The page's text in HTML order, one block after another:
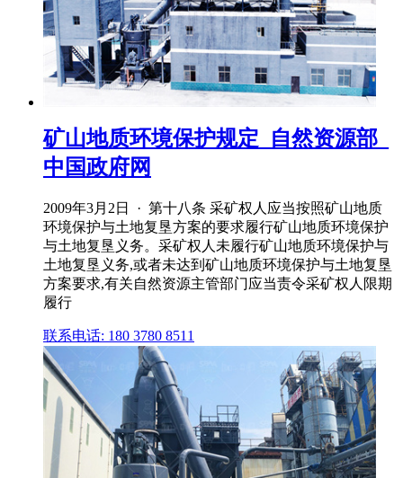
矿山地质环境保护规定_自然资源部_
中国政府网
2009年3月2日 · 第十八条 采矿权人应当按照矿山地质
环境保护与土地复垦方案的要求履行矿山地质环境保护
与土地复垦义务。采矿权人未履行矿山地质环境保护与
土地复垦义务,或者未达到矿山地质环境保护与土地复垦
方案要求,有关自然资源主管部门应当责令采矿权人限期
履行
联系电话: 180 3780 8511